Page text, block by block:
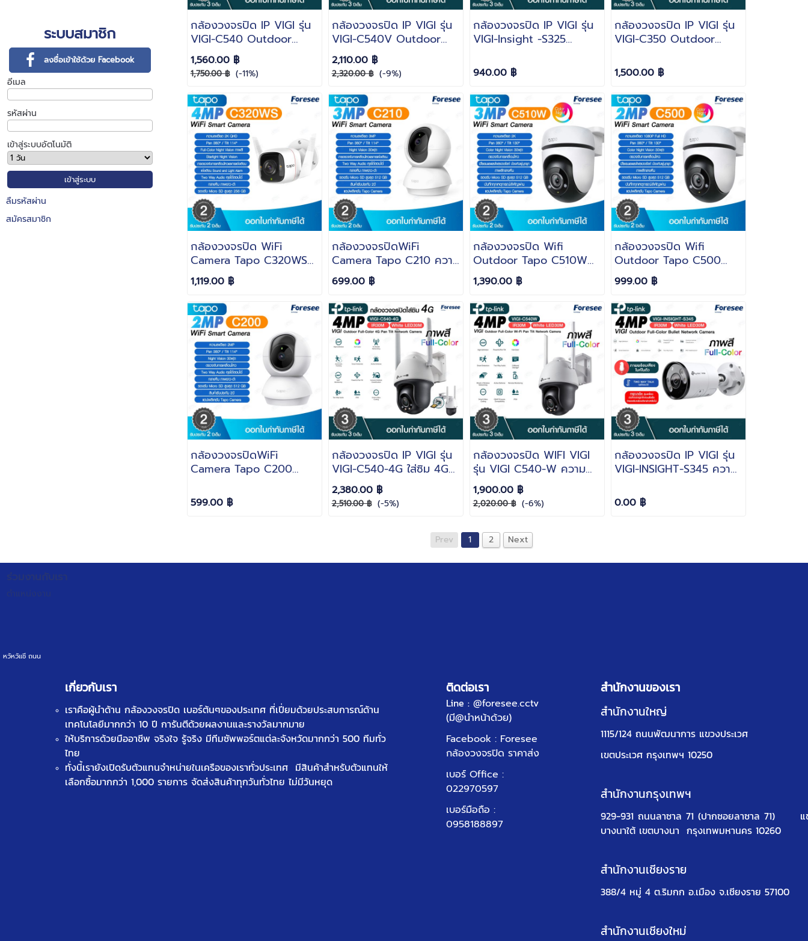
ระบบสมาชิก
ลงชื่อเข้าใช้ด้วย Facebook
อีเมล
รหัสผ่าน
เข้าสู่ระบบอัตโนมัติ
ลืมรหัสผ่าน
สมัครสมาชิก
กล้องวงจรปิด IP VIGI รุ่น
VIGI-C540 Outdoor
ความละเอียด 4MP ภาพสี
FULL COLOR บันทึกภาพ
พร้อมเสียง ไมค์ในตัว คุย
โต้ตอบได้
1,560.00 ฿
1,750.00 ฿ (-11%)
กล้องวงจรปิด IP VIGI รุ่น
VIGI-C540V Outdoor
ความละเอียด 4MP ภาพสี
FULL COLOR บันทึกภาพ
พร้อมเสียง ไมค์ในตัว คุย
โต้ตอบได้
2,110.00 ฿
2,320.00 ฿ (-9%)
กล้องวงจรปิด IP VIGI รุ่น
VIGI-Insight -S325
2MP ภาพสี FULL COLOR
บันทึกภาพพร้อมเสียง ไมค์
ในตัว
940.00 ฿
กล้องวงจรปิด IP VIGI รุ่น
VIGI-C350 Outdoor
FULL COLOR บันทึกภาพ
พร้อมเสียง ไมค์ในตัว คุย
โต้ตอบได้
1,500.00 ฿
กล้องวงจรปิด WiFi
Camera Tapo C320WS
ความละเอียด 4MP ภาพสี
FULL Colour รับประกัน 2
ปี
1,119.00 ฿
กล้องวงจรปิดWiFi
Camera Tapo C210 ความ
ละเอียด 3MP IR 30ฟุต รับ
ประกัน 2 ปี
699.00 ฿
กล้องวงจรปิด Wifi
Outdoor Tapo C510W
3MP 2K ภาพสี 24ชั่วโมง
Pan/Tilt Security WiFi
Camera
1,390.00 ฿
กล้องวงจรปิด Wifi
Outdoor Tapo C500
2MP ภาพสี 24ชั่วโมง
Pan/Tilt Security WiFi
Camera
999.00 ฿
กล้องวงจรปิดWiFi
Camera Tapo C200
30ฟุต รับประกัน 2 ปี
599.00 ฿
กล้องวงจรปิด IP VIGI รุ่น
VIGI-C540-4G ใส่ซิม 4G
ความละเอียด 4MP ภาพสี
FULL COLOR บันทึกภาพ
พร้อมเสียง ไมค์ในตัว
2,380.00 ฿
2,510.00 ฿ (-5%)
กล้องวงจรปิด WIFI VIGI
รุ่น VIGI C540-W ความ
ละเอียด 4MP ภาพสี FULL
COLOR บันทึกภาพพร้อม
เสียง ไมค์ในตัว Outdoor
1,900.00 ฿
2,020.00 ฿ (-6%)
กล้องวงจรปิด IP VIGI รุ่น
VIGI-INSIGHT-S345 ความ
COLOR บันทึกภาพพร้อม
เสียง ไมค์ในตัว
0.00 ฿
Prev 1 2 Next
หวัหวัเเชี ถนน
เกี่ยวกับเรา
เราคือผู้นำด้าน กล้องวงจรปิด เบอร์ต้นๆของประเทศ ที่เปี่ยมด้วยประสบการณ์ด้าน
เทคโนโลยีมากกว่า 10 ปี การันตีด้วยผลงานและรางวัลมากมาย
ให้บริการด้วยมืออาชีพ จริงใจ รู้จริง มีทีมซัพพอร์ตแต่ละจังหวัดมากกว่า 500 ทีมทั่ว
ไทย
ทั่งนี้เรายังเปิดรับตัวแทนจำหน่ายในเครือของเราทั่วประเทศ มีสินค้าสำหรับตัวแทนให้
เลือกซื้อมากกว่า 1,000 รายการ จัดส่งสินค้าทุกวันทั่วไทย ไม่มีวันหยุด
ติดต่อเรา
Line : @foresee.cctv
(มี@นำหน้าด้วย)
Facebook : Foresee
กล้องวงจรปิด ราคาส่ง
เบอร์ Office :
022970597
เบอร์มือถือ :
0958188897
สำนักงานของเรา
สำนักงานใหญ่
1115/124 ถนนพัฒนาการ แขวงประเวศ
เขตประเวศ กรุงเทพฯ 10250
สำนักงานกรุงเทพฯ
929-931 ถนนลาซาล 71 (ปากซอยลาซาล 71)
บางนาใต้ เขตบางนา กรุงเทพมหานคร 10260
สำนักงานเชียงราย
388/4 หมู่ 4 ต.ริมกก อ.เมือง จ.เชียงราย 57100
สำนักงานเชียงใหม่